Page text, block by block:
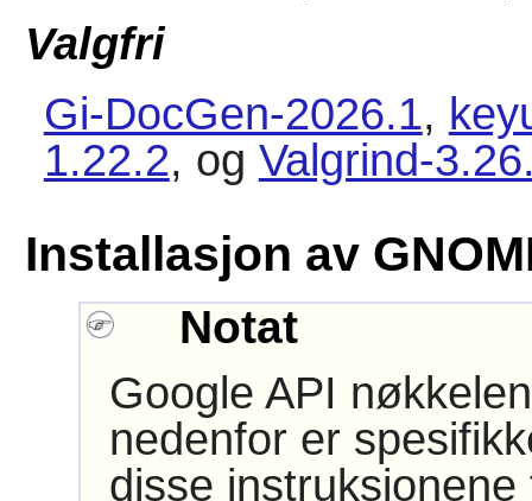
Valgfri
Gi-DocGen-2026.1,
1.22.2, og Valgrind-
Installasjon av
Notat
Google API
nedenfor er
disse